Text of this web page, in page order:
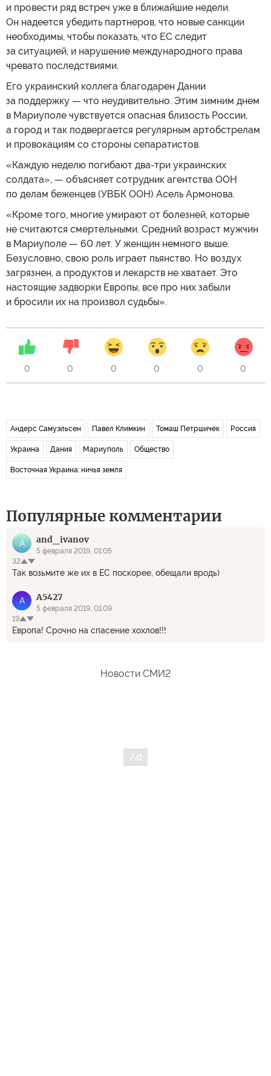
и провести ряд встреч уже в ближайшие недели.
Он надеется убедить партнеров, что новые санкции
необходимы, чтобы показать, что ЕС следит
за ситуацией, и нарушение международного права
чревато последствиями.
Его украинский коллега благодарен Дании
за поддержку — что неудивительно. Этим зимним днем
в Мариуполе чувствуется опасная близость России,
а город и так подвергается регулярным артобстрелам
и провокациям со стороны сепаратистов.
«Каждую неделю погибают два-три украинских
солдата», — объясняет сотрудник агентства ООН
по делам беженцев (УВБК ООН) Асель Армонова.
«Кроме того, многие умирают от болезней, которые
не считаются смертельными. Средний возраст мужчин
в Мариуполе — 60 лет. У женщин немного выше.
Безусловно, свою роль играет пьянство. Но воздух
загрязнен, а продуктов и лекарств не хватает. Это
настоящие задворки Европы, все про них забыли
и бросили их на произвол судьбы».
0 0 0 0 0 0
Андерс Самуэльсен Павел Климкин Томаш Петршичек Россия
Украина Дания Мариуполь Общество
Восточная Украина: ничья земля
Популярные комментарии
A and_ivanov
5 февраля 2019, 01:05
32
Так возьмите же их в ЕС поскорее, обещали вродь)
A A5427
5 февраля 2019, 01:09
19
Европа! Срочно на спасение хохлов!!!
Новости СМИ2